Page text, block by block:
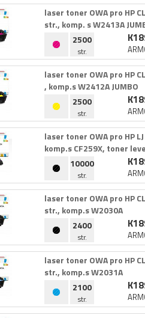
laser toner OWA pro HP
str.​,​ komp.​ s W2413A
2500
str.
laser toner OWA pro HP
,​ komp.​s W2412A JUMBO
2500
str.
laser toner OWA pro HP
komp.​s CF259X,​ toner
10000
str.
laser toner OWA pro HP
str.​,​ komp.​s W2030A
2400
str.
laser toner OWA pro HP
str.​,​ komp.​s W2031A
2100
str.